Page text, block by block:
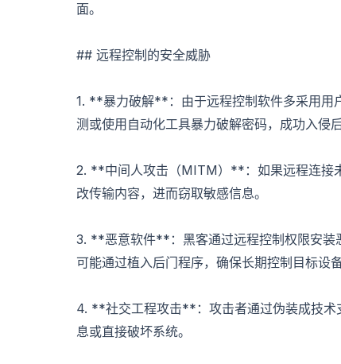
面。
## 远程控制的安全威胁
1. **暴力破解**：由于远程控制软件多采用用
测或使用自动化工具暴力破解密码，成功入侵
2. **中间人攻击（MITM）**：如果远程连接
改传输内容，进而窃取敏感信息。
3. **恶意软件**：黑客通过远程控制权限安装
可能通过植入后门程序，确保长期控制目标设备
4. **社交工程攻击**：攻击者通过伪装成技术
息或直接破坏系统。